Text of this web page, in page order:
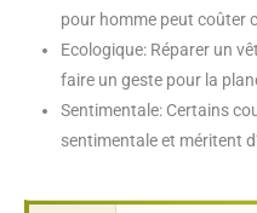
pour homme peut coûter
Ecologique: Réparer un
faire un geste pour la
Sentimentale: Certains
sentimentale et méritent